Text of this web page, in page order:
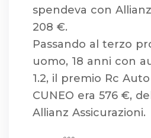
spendeva con
208 €.
Passando al terzo
uomo, 18 anni con
1.2, il premio Rc
CUNEO era 576 €,
Allianz Assicurazioni.